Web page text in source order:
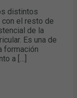
distintos
el resto de
de la
Es una de
formación
a […]